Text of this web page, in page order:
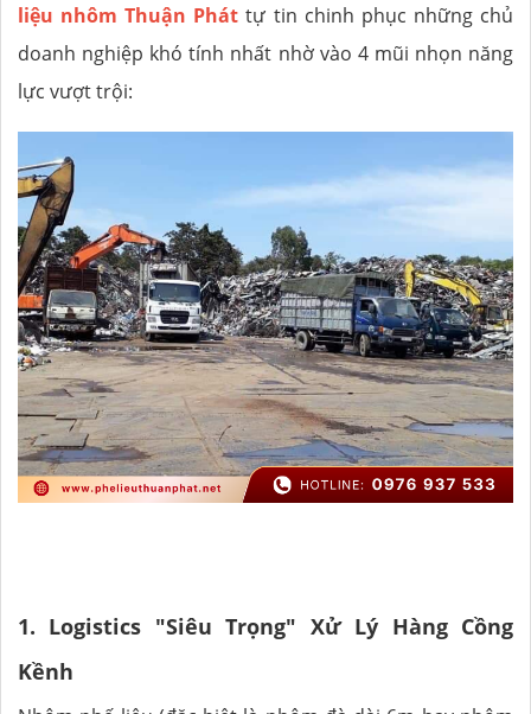
liệu nhôm Thuận Phát tự tin chinh phục những chủ
doanh nghiệp khó tính nhất nhờ vào 4 mũi nhọn năng
lực vượt trội:
1. Logistics "Siêu Trọng" Xử Lý Hàng Cồng
Kềnh